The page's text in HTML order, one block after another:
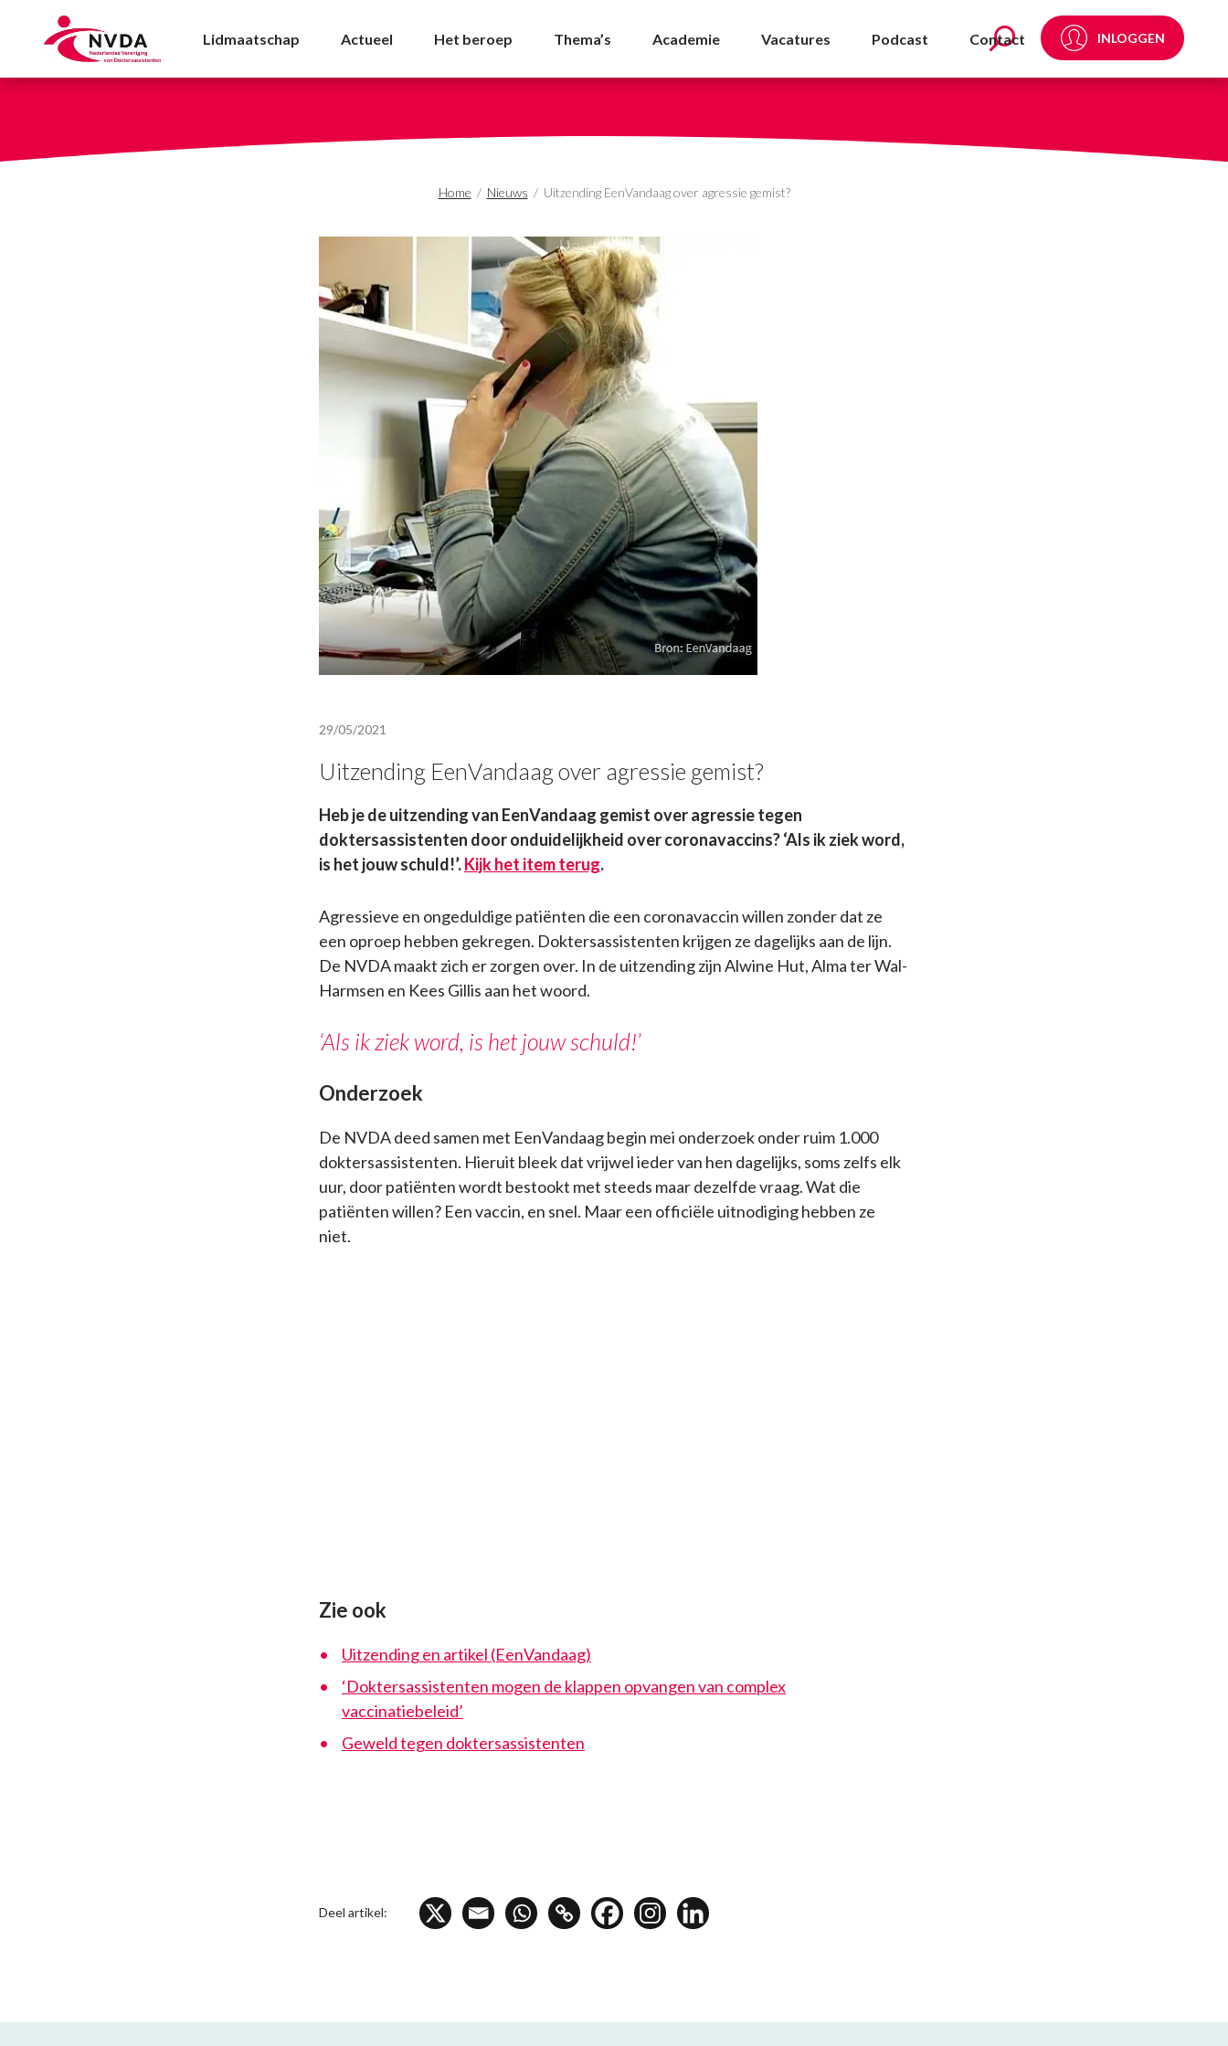
Uitzending EenVandaag over agressie gemist? - NVDA
Lidmaatschap Actueel Het beroep Thema’s Academie Vacatures Podcast Contact INLOGGEN
Home / Nieuws / Uitzending EenVandaag over agressie gemist?
29/05/2021
Uitzending EenVandaag over agressie gemist?
Heb je de uitzending van EenVandaag gemist over agressie tegen
doktersassistenten door onduidelijkheid over coronavaccins? ‘Als ik ziek word,
is het jouw schuld!’.Kijk het item terug.
Agressieve en ongeduldige patiënten die een coronavaccin willen zonder dat ze
een oproep hebben gekregen. Doktersassistenten krijgen ze dagelijks aan de lijn.
De NVDA maakt zich er zorgen over. In de uitzending zijn Alwine Hut, Alma ter Wal-
Harmsen en Kees Gillis aan het woord.
‘Als ik ziek word, is het jouw schuld!’
Onderzoek
De NVDA deed samen met EenVandaag begin mei onderzoek onder ruim 1.000
doktersassistenten. Hieruit bleek dat vrijwel ieder van hen dagelijks, soms zelfs elk
uur, door patiënten wordt bestookt met steeds maar dezelfde vraag. Wat die
patiënten willen? Een vaccin, en snel. Maar een officiële uitnodiging hebben ze
niet.
Zie ook
Uitzending en artikel (EenVandaag)
‘Doktersassistenten mogen de klappen opvangen van complex
vaccinatiebeleid’
Geweld tegen doktersassistenten
Deel artikel: